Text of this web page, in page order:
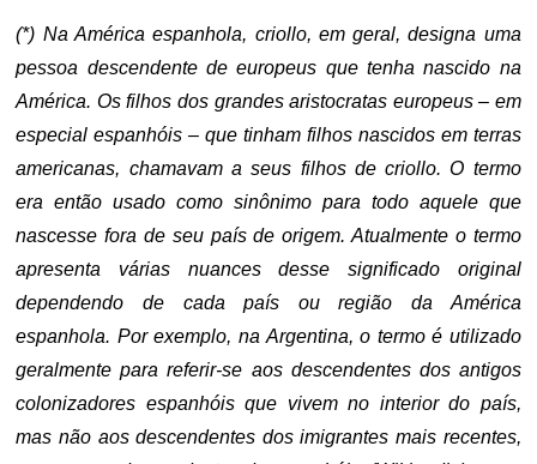
(*) Na América espanhola, criollo, em geral, designa uma
pessoa descendente de europeus que tenha nascido na
América. Os filhos dos grandes aristocratas europeus – em
especial espanhóis – que tinham filhos nascidos em terras
americanas, chamavam a seus filhos de criollo. O termo
era então usado como sinônimo para todo aquele que
nascesse fora de seu país de origem. Atualmente o termo
apresenta várias nuances desse significado original
dependendo de cada país ou região da América
espanhola. Por exemplo, na Argentina, o termo é utilizado
geralmente para referir-se aos descendentes dos antigos
colonizadores espanhóis que vivem no interior do país,
mas não aos descendentes dos imigrantes mais recentes,